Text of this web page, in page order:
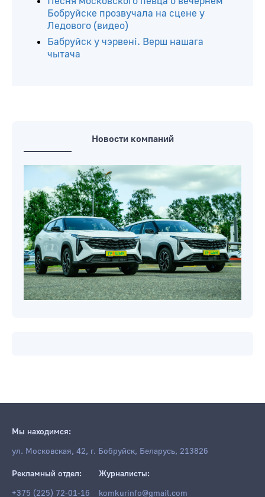
Бобруйске прозвучала на сцене у
Ледового (видео)
Бабруйск у чэрвені. Верш нашага
чытача
Новости компаний
Мы находимся:
ул. Московская, 42, г. Бобруйск, Беларусь, 213826
Рекламный отдел:
+375 (225) 72-01-16
Журналисты:
komkurinfo@gmail.com